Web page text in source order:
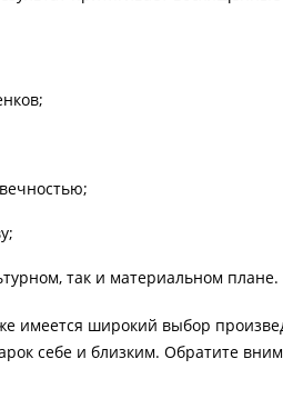
так и материальном плане.
имеется широкий выбор
себе и близким. Обратите